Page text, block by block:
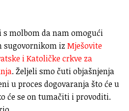
molbom da nam omogući
sugovornikom iz Mješovite
i Katoličke crkve za
. Željeli smo čuti objašnjenja
u proces dogovaranja što će u
će se on tumačiti i provoditi.